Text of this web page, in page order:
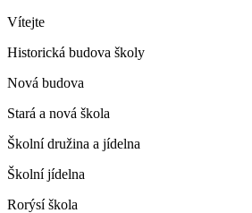
Vítejte
Historická budova školy
Nová budova
Stará a nová škola
Školní družina a jídelna
Školní jídelna
Rorýsí škola